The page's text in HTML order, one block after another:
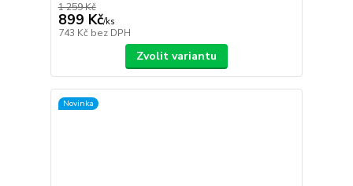
1 259 Kč
899 Kč/ks
743 Kč bez DPH
Zvolit variantu
Novinka